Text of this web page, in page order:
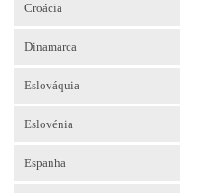
Croácia
Dinamarca
Eslováquia
Eslovénia
Espanha